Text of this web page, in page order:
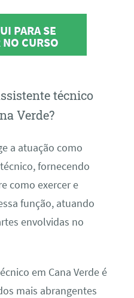
PARA SE
CURSO
técnico
Verde?
a atuação como
fornecendo
como exercer e
função, atuando
envolvidas no
em Cana Verde é
mais abrangentes